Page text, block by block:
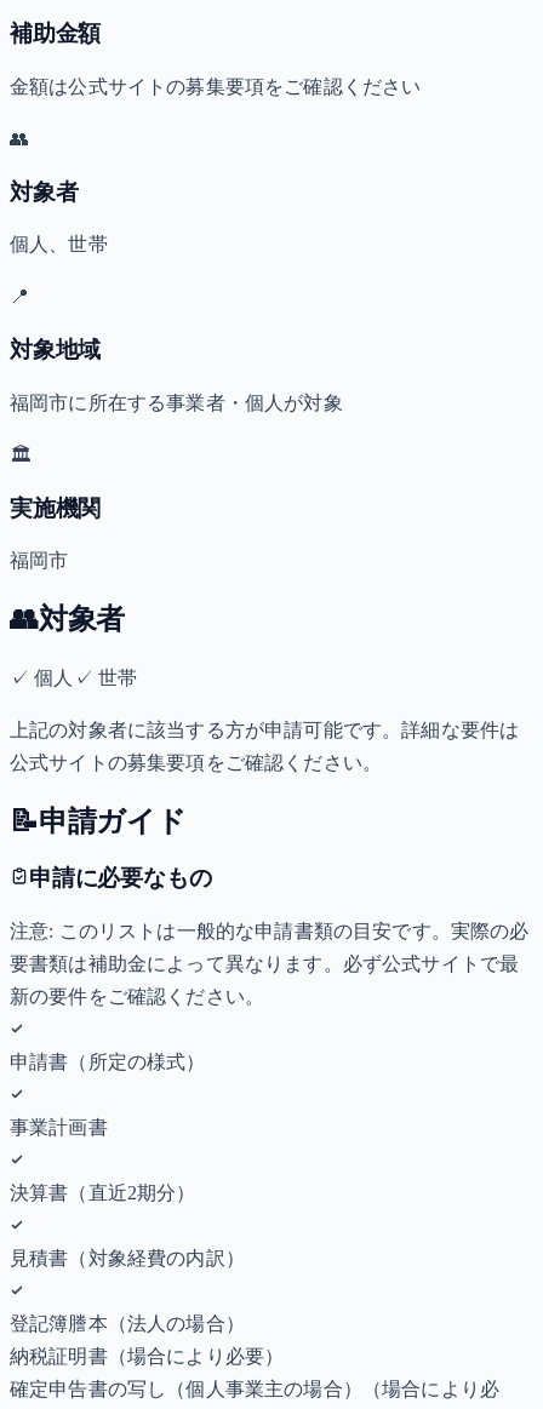
補助金額
金額は公式サイトの募集要項をご確認ください
👥
対象者
個人、世帯
📍
対象地域
福岡市に所在する事業者・個人が対象
🏛️
実施機関
福岡市
👥対象者
✓個人 ✓ 世帯
上記の対象者に該当する方が申請可能です。詳細な要件は
公式サイトの募集要項をご確認ください。
📝申請ガイド
申請に必要なもの
注意: このリストは一般的な申請書類の目安です。実際の必
要書類は補助金によって異なります。必ず公式サイトで最
新の要件をご確認ください。
申請書（所定の様式）
事業計画書
決算書（直近2期分）
見積書（対象経費の内訳）
登記簿謄本（法人の場合）
納税証明書（場合により必要）
確定申告書の写し（個人事業主の場合）
（場合により必